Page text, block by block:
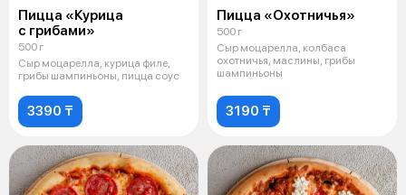
Пицца «Курица
с грибами»
500 г
Сыр моцарелла, курица филе,
грибы шампиньоны, пицца соус
3390 ₸
Пицца «Охотничья»
500 г
Сыр моцарелла, колбаса
охотничья, маслины, грибы
шампиньоны
3190 ₸